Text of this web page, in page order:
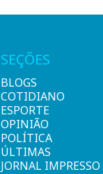
SEÇÕES
BLOGS
COTIDIANO
ESPORTE
OPINIÃO
POLÍTICA
ÚLTIMAS
JORNAL IMPRESSO